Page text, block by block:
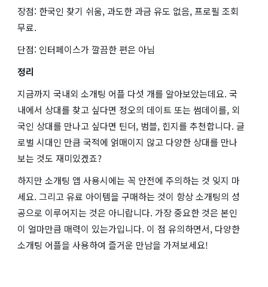
장점: 한국인 찾기 쉬움, 과도한 과금 유도 없음, 프로필 조회
무료.
단점: 인터페이스가 깔끔한 편은 아님
정리
지금까지 국내외 소개팅 어플 다섯 개를 알아보았는데요. 국
내에서 상대를 찾고 싶다면 정오의 데이트 또는 썸데이를, 외
국인 상대를 만나고 싶다면 틴더, 범블, 힌지를 추천합니다. 글
로벌 시대인 만큼 국적에 얽매이지 않고 다양한 상대를 만나
보는 것도 재미있겠죠?
하지만 소개팅 앱 사용시에는 꼭 안전에 주의하는 것 잊지 마
세요. 그리고 유료 아이템을 구매하는 것이 항상 소개팅의 성
공으로 이루어지는 것은 아니랍니다. 가장 중요한 것은 본인
이 얼마만큼 매력이 있는가입니다. 이 점 유의하면서, 다양한
소개팅 어플을 사용하여 즐거운 만남을 가져보세요!